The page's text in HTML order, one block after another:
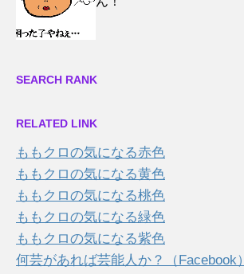
SEARCH RANK
RELATED LINK
ももクロの気になる赤色
ももクロの気になる黄色
ももクロの気になる桃色
ももクロの気になる緑色
ももクロの気になる紫色
何芸があれば芸能人か？（Facebook）